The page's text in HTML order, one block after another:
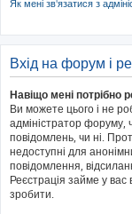
Як мені зв'язатися з
Вхід на форум і
Навіщо мені потрібно
Ви можете цього і не
адміністратор форуму,
повідомлень, чи ні.
недоступні для
повідомлення,
Реєстрація займе у
зробити.